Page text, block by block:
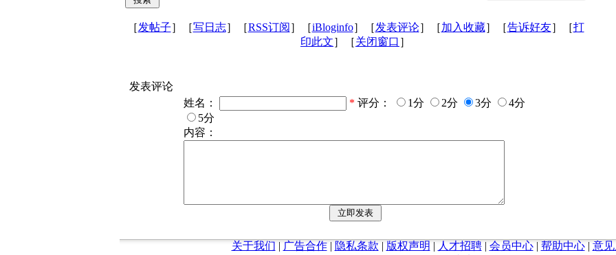
［发帖子］［写日志］［RSS订阅 ］［iBloginfo］［发表评论］［加入收藏］［告诉好友］［打
印此文］［关闭窗口 ］
发表评论
姓名：
* 评分： 1分 2分 3分
4分
5分
内容：
关于我们 | 广告合作| 隐私条款 | 版权声明 | 人才招聘| 会员中心| 帮助中心| 意